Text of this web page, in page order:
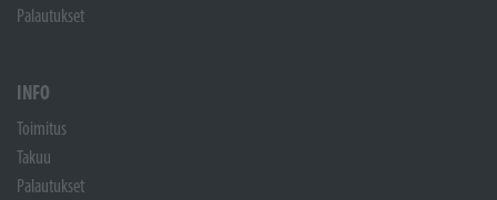
Palautukset
INFO
Toimitus
Takuu
Palautukset